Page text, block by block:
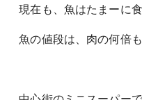
現在も、魚はたまーに
魚の値段は、肉の何倍も